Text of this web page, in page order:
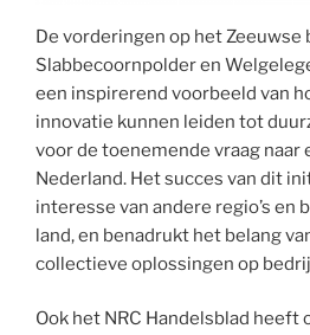
De vorderingen op het
Slabbecoornpolder en
een inspirerend voorbeeld van
innovatie kunnen leiden tot
voor de toenemende vraag
Nederland. Het succes van dit
interesse van andere regio’s en
land, en benadrukt het belang
collectieve oplossingen op
Ook het NRC Handelsblad heeft